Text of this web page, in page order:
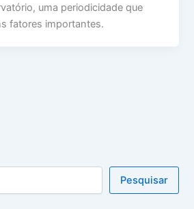
uma periodicidade que
fatores importantes.
Pesquisar